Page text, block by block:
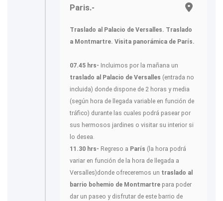
Paris.-
Traslado al Palacio de Versalles. Traslado
a Montmartre. Visita panorámica de París.
07.45 hrs- Incluimos por la mañana un
traslado al Palacio de Versalles (entrada no
incluida) donde dispone de 2 horas y media
(según hora de llegada variable en función de
tráfico) durante las cuales podrá pasear por
sus hermosos jardines o visitar su interior si
lo desea.
11.30 hrs- Regreso a París (la hora podrá
variar en función de la hora de llegada a
Versalles)donde ofreceremos un traslado al
barrio bohemio de Montmartre para poder
dar un paseo y disfrutar de este barrio de